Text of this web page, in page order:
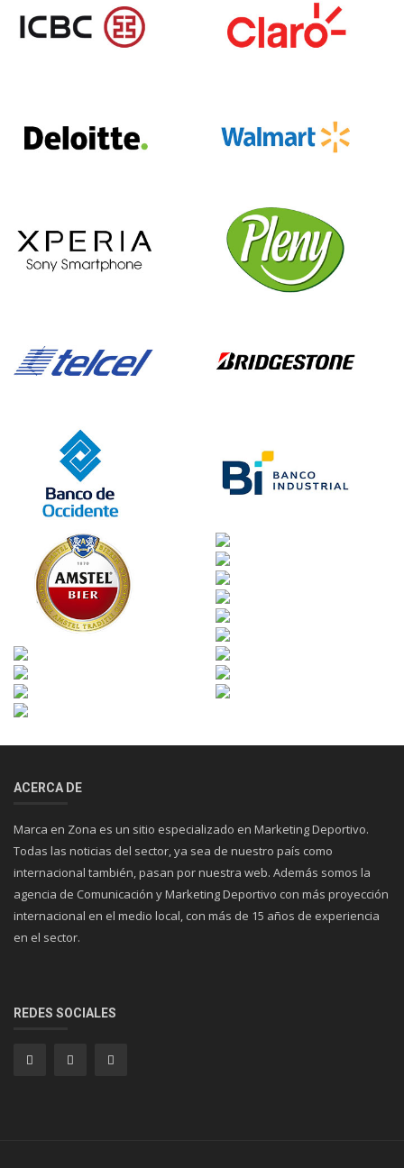
ACERCA DE
Marca en Zona es un sitio especializado en Marketing Deportivo.
Todas las noticias del sector, ya sea de nuestro país como
internacional también, pasan por nuestra web. Además somos la
agencia de Comunicación y Marketing Deportivo con más proyección
internacional en el medio local, con más de 15 años de experiencia
en el sector.
REDES SOCIALES